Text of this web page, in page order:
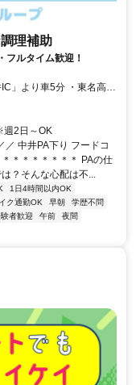
理補助
ルタイム歓迎！
」より車5分 ・東名高速
通勤可（ぷらっとパー
2日～OK
中井PA下り フードコ
＊＊＊＊＊＊＊ PAの仕
？そんな心配は不...
1日4時間以内OK
ク通勤OK 早朝
学歴不問
者歓迎 午前
夜間